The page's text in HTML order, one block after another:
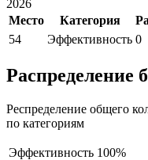
2026
Место
Категория
54
Эффективность 0
Распределение
Респределение общего
по категориям
Эффективность 100%